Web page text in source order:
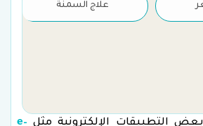
علاج السمنة
التطبيقات الإلكترونية مثل e–